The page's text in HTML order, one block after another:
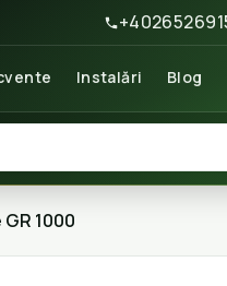
Instalări Blog
1000